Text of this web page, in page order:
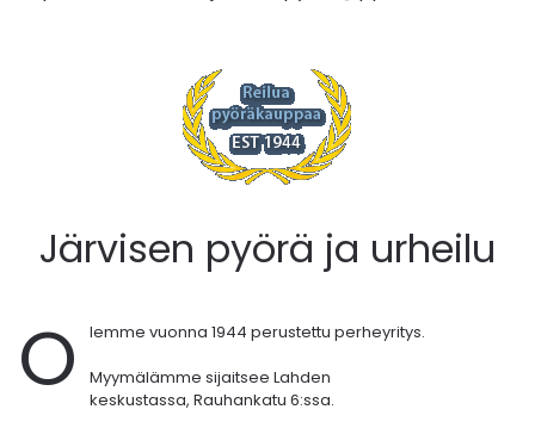
Järvisen pyörä ja urheilu
O
lemme vuonna 1944 perustettu perheyritys.
Myymälämme sijaitsee Lahden
keskustassa, Rauhankatu 6:ssa.